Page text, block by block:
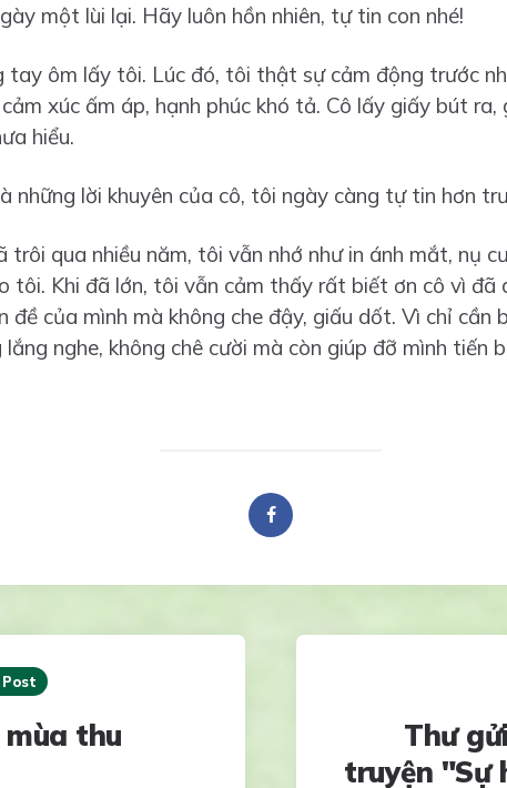
một lùi lại. Hãy luôn hồn nhiên, tự tin con nhé!
tay ôm lấy tôi. Lúc đó, tôi thật sự cảm động trước
xúc ấm áp, hạnh phúc khó tả. Cô lấy giấy bút
hiểu.
những lời khuyên của cô, tôi ngày càng tự tin hơn
trôi qua nhiều năm, tôi vẫn nhớ như in ánh mắt, nụ
tôi. Khi đã lớn, tôi vẫn cảm thấy rất biết ơn cô vì đã
đề của mình mà không che đậy, giấu dốt. Vì chỉ cần
nghe, không chê cười mà còn giúp đỡ mình tiến
mùa thu
Thư
truyện "Sự